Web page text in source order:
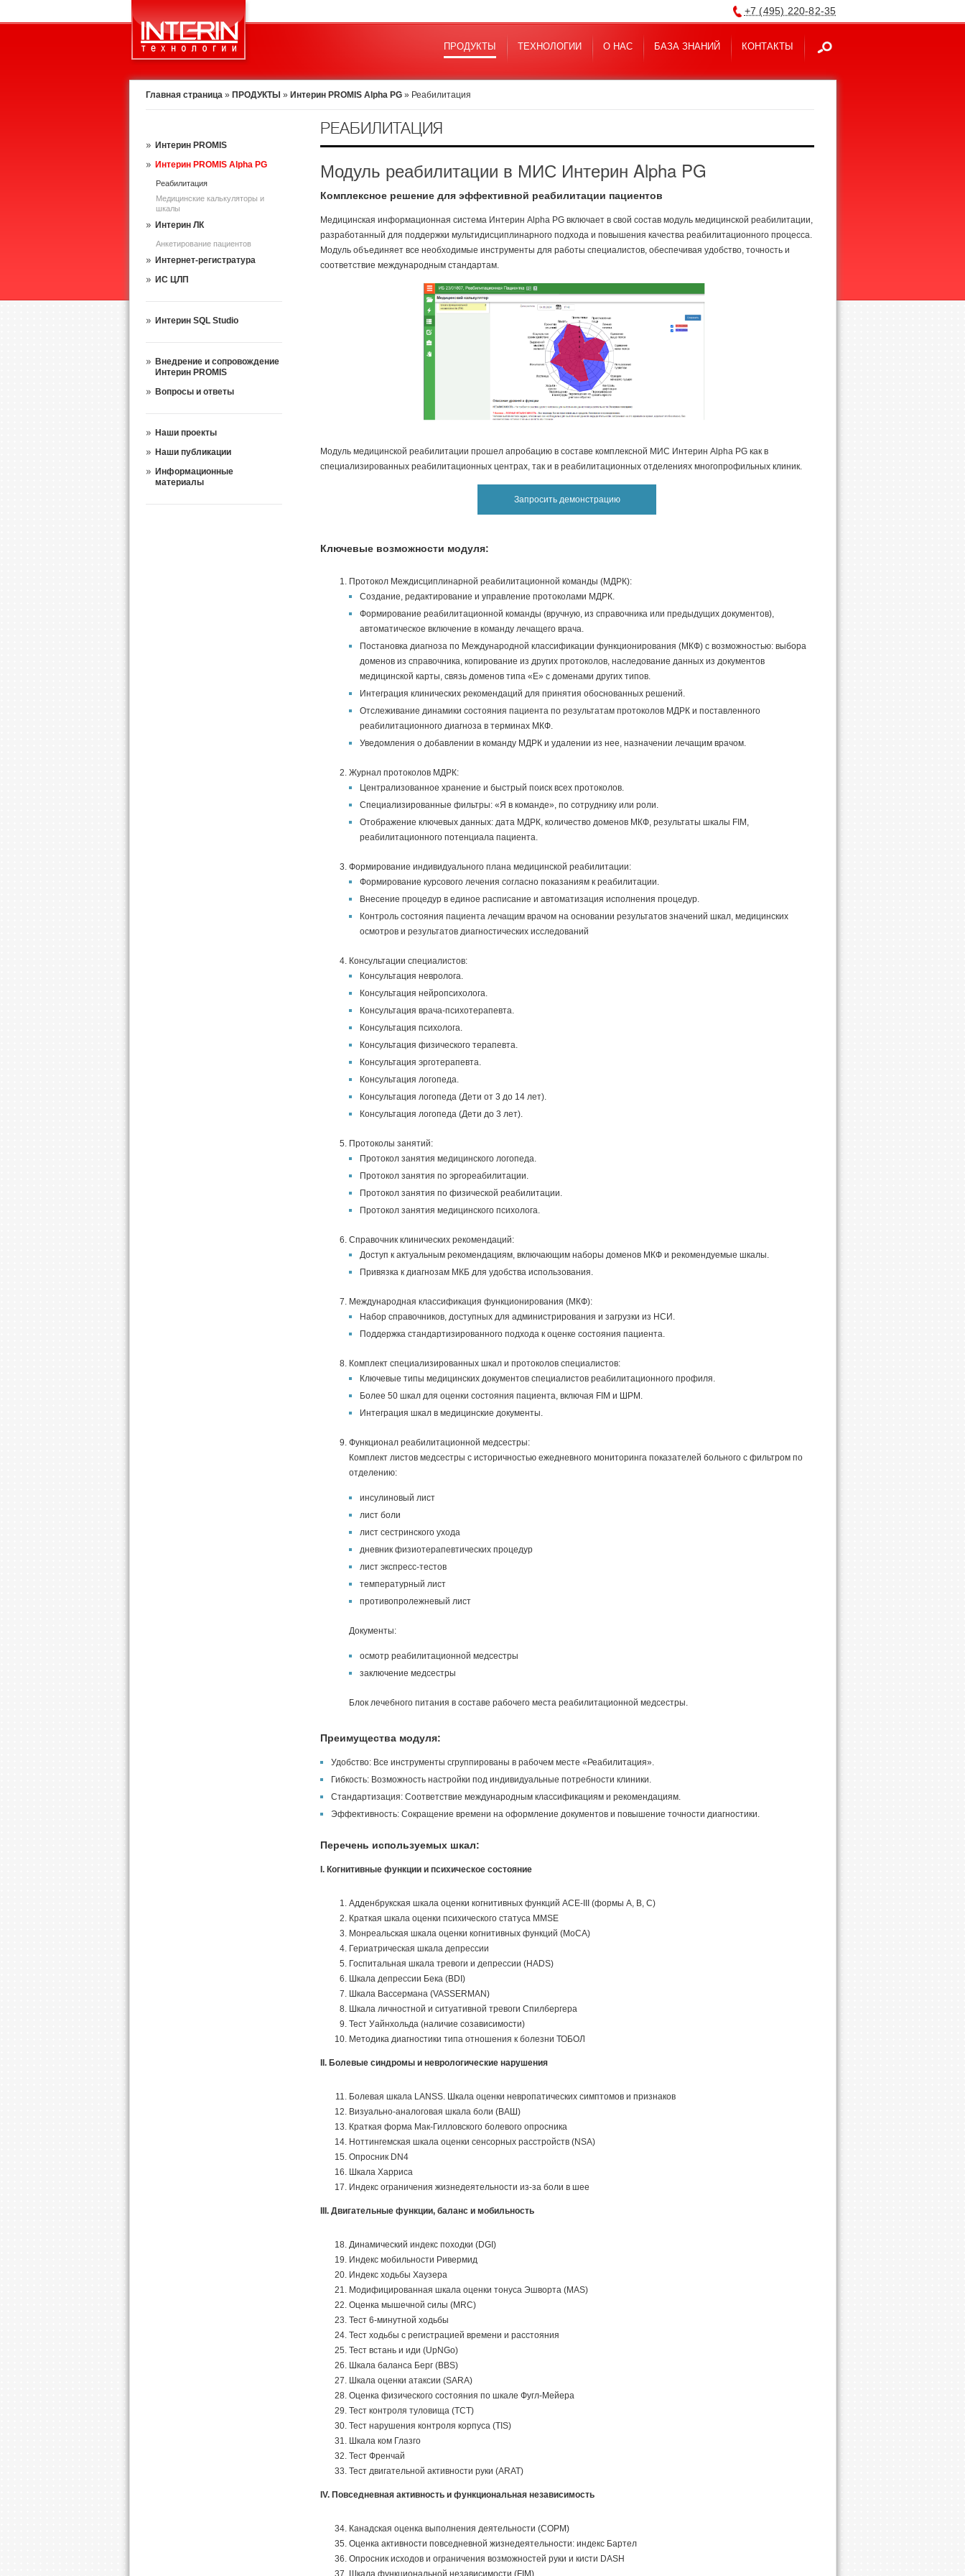
+7 (495) 220-82-35
ПРОДУКТЫ ТЕХНОЛОГИИ О НАС БАЗА ЗНАНИЙ КОНТАКТЫ
Главная страница » ПРОДУКТЫ » Интерин PROMIS Alpha PG » Реабилитация
Интерин PROMIS
Интерин PROMIS Alpha PG
Реабилитация
Медицинские калькуляторы и
шкалы
Интерин ЛК
Анкетирование пациентов
Интернет-регистратура
ИС ЦЛП
Интерин SQL Studio
Внедрение и сопровождение
Интерин PROMIS
Вопросы и ответы
Наши проекты
Наши публикации
Информационные
материалы
РЕАБИЛИТАЦИЯ
Модуль реабилитации в МИС Интерин Alpha PG
Комплексное решение для эффективной реабилитации пациентов
Медицинская информационная система Интерин Alpha PG включает в свой состав модуль медицинской реабилитации,
разработанный для поддержки мультидисциплинарного подхода и повышения качества реабилитационного процесса.
Модуль объединяет все необходимые инструменты для работы специалистов, обеспечивая удобство, точность и
соответствие международным стандартам.
Модуль медицинской реабилитации прошел апробацию в составе комплексной МИС Интерин Alpha PG как в
специализированных реабилитационных центрах, так и в реабилитационных отделениях многопрофильных клиник.
Запросить демонстрацию
Ключевые возможности модуля:
Протокол Междисциплинарной реабилитационной команды (МДРК):
Создание, редактирование и управление протоколами МДРК.
Формирование реабилитационной команды (вручную, из справочника или предыдущих документов),
автоматическое включение в команду лечащего врача.
Постановка диагноза по Международной классификации функционирования (МКФ) с возможностью: выбора
доменов из справочника, копирование из других протоколов, наследование данных из документов
медицинской карты, связь доменов типа «Е» с доменами других типов.
Интеграция клинических рекомендаций для принятия обоснованных решений.
Отслеживание динамики состояния пациента по результатам протоколов МДРК и поставленного
реабилитационного диагноза в терминах МКФ.
Уведомления о добавлении в команду МДРК и удалении из нее, назначении лечащим врачом.
Журнал протоколов МДРК:
Централизованное хранение и быстрый поиск всех протоколов.
Специализированные фильтры: «Я в команде», по сотруднику или роли.
Отображение ключевых данных: дата МДРК, количество доменов МКФ, результаты шкалы FIM,
реабилитационного потенциала пациента.
Формирование индивидуального плана медицинской реабилитации:
Формирование курсового лечения согласно показаниям к реабилитации.
Внесение процедур в единое расписание и автоматизация исполнения процедур.
Контроль состояния пациента лечащим врачом на основании результатов значений шкал, медицинских
осмотров и результатов диагностических исследований
Консультации специалистов:
Консультация невролога.
Консультация нейропсихолога.
Консультация врача-психотерапевта.
Консультация психолога.
Консультация физического терапевта.
Консультация эрготерапевта.
Консультация логопеда.
Консультация логопеда (Дети от 3 до 14 лет).
Консультация логопеда (Дети до 3 лет).
Протоколы занятий:
Протокол занятия медицинского логопеда.
Протокол занятия по эргореабилитации.
Протокол занятия по физической реабилитации.
Протокол занятия медицинского психолога.
Справочник клинических рекомендаций:
Доступ к актуальным рекомендациям, включающим наборы доменов МКФ и рекомендуемые шкалы.
Привязка к диагнозам МКБ для удобства использования.
Международная классификация функционирования (МКФ):
Набор справочников, доступных для администрирования и загрузки из НСИ.
Поддержка стандартизированного подхода к оценке состояния пациента.
Комплект специализированных шкал и протоколов специалистов:
Ключевые типы медицинских документов специалистов реабилитационного профиля.
Более 50 шкал для оценки состояния пациента, включая FIM и ШРМ.
Интеграция шкал в медицинские документы.
Функционал реабилитационной медсестры:
Комплект листов медсестры с историчностью ежедневного мониторинга показателей больного c фильтром по
отделению:
инсулиновый лист
лист боли
лист сестринского ухода
дневник физиотерапевтических процедур
лист экспресс-тестов
температурный лист
противопролежневый лист
Документы:
осмотр реабилитационной медсестры
заключение медсестры
Блок лечебного питания в составе рабочего места реабилитационной медсестры.
Преимущества модуля:
Удобство: Все инструменты сгруппированы в рабочем месте «Реабилитация».
Гибкость: Возможность настройки под индивидуальные потребности клиники.
Стандартизация: Соответствие международным классификациям и рекомендациям.
Эффективность: Сокращение времени на оформление документов и повышение точности диагностики.
Перечень используемых шкал:
I. Когнитивные функции и психическое состояние
Адденбрукская шкала оценки когнитивных функций ACE-III (формы A, B, C)
Краткая шкала оценки психического статуса MMSE
Монреальская шкала оценки когнитивных функций (MoCA)
Гериатрическая шкала депрессии
Госпитальная шкала тревоги и депрессии (HADS)
Шкала депрессии Бека (BDI)
Шкала Вассермана (VASSERMAN)
Шкала личностной и ситуативной тревоги Спилбергера
Тест Уайнхольда (наличие созависимости)
Методика диагностики типа отношения к болезни ТОБОЛ
II. Болевые синдромы и неврологические нарушения
Болевая шкала LANSS. Шкала оценки невропатических симптомов и признаков
Визуально-аналоговая шкала боли (ВАШ)
Краткая форма Мак-Гилловского болевого опросника
Ноттингемская шкала оценки сенсорных расстройств (NSA)
Опросник DN4
Шкала Харриса
Индекс ограничения жизнедеятельности из-за боли в шее
III. Двигательные функции, баланс и мобильность
Динамический индекс походки (DGI)
Индекс мобильности Ривермид
Индекс ходьбы Хаузера
Модифицированная шкала оценки тонуса Эшворта (MAS)
Оценка мышечной силы (MRC)
Тест 6-минутной ходьбы
Тест ходьбы с регистрацией времени и расстояния
Тест встань и иди (UpNGo)
Шкала баланса Берг (BBS)
Шкала оценки атаксии (SARA)
Оценка физического состояния по шкале Фугл-Мейера
Тест контроля туловища (TCT)
Тест нарушения контроля корпуса (TIS)
Шкала ком Глазго
Тест Френчай
Тест двигательной активности руки (ARAT)
IV. Повседневная активность и функциональная независимость
Канадская оценка выполнения деятельности (COPM)
Оценка активности повседневной жизнедеятельности: индекс Бартел
Опросник исходов и ограничения возможностей руки и кисти DASH
Шкала функциональной независимости (FIM)